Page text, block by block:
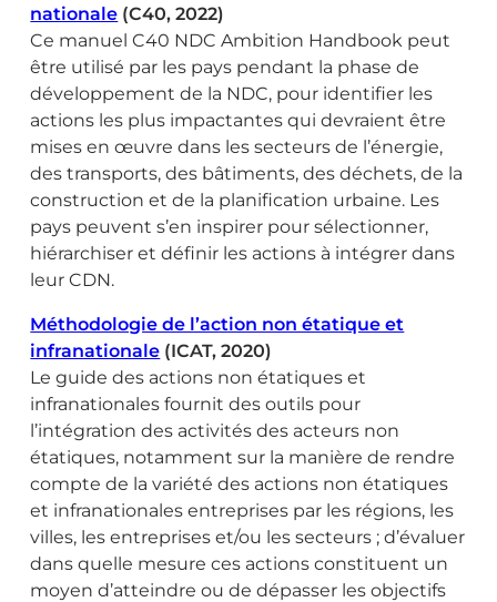
nationale (C40, 2022)
Ce manuel C40 NDC Ambition Handbook peut
être utilisé par les pays pendant la phase de
développement de la NDC, pour identifier les
actions les plus impactantes qui devraient être
mises en œuvre dans les secteurs de l’énergie,
des transports, des bâtiments, des déchets, de la
construction et de la planification urbaine. Les
pays peuvent s’en inspirer pour sélectionner,
hiérarchiser et définir les actions à intégrer dans
leur CDN.
Méthodologie de l’action non étatique et
infranationale (ICAT, 2020)
Le guide des actions non étatiques et
infranationales fournit des outils pour
l’intégration des activités des acteurs non
étatiques, notamment sur la manière de rendre
compte de la variété des actions non étatiques
et infranationales entreprises par les régions, les
villes, les entreprises et/ou les secteurs ; d’évaluer
dans quelle mesure ces actions constituent un
moyen d’atteindre ou de dépasser les objectifs